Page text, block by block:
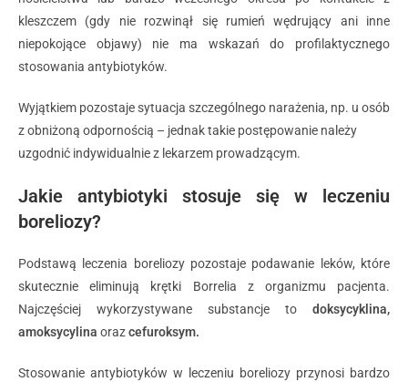
kleszczem (gdy nie rozwinął się rumień wędrujący ani inne
niepokojące objawy) nie ma wskazań do profilaktycznego
stosowania antybiotyków.
Wyjątkiem pozostaje sytuacja szczególnego narażenia, np. u osób
z obniżoną odpornością – jednak takie postępowanie należy
uzgodnić indywidualnie z lekarzem prowadzącym.
Jakie antybiotyki stosuje się w leczeniu
boreliozy?
Podstawą leczenia boreliozy pozostaje podawanie leków, które
skutecznie eliminują krętki Borrelia z organizmu pacjenta.
Najczęściej wykorzystywane substancje to doksycyklina,
amoksycylina orazcefuroksym.
Stosowanie antybiotyków w leczeniu boreliozy przynosi bardzo